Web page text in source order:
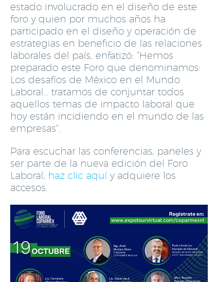
estado involucrado en el diseño de este
foro y quien por muchos años ha
participado en el diseño y operación de
estrategias en beneficio de las relaciones
laborales del país, enfatizó: “Hemos
preparado este Foro que denominamos:
Los desafíos de México en el Mundo
Laboral… tratamos de conjuntar todos
aquellos temas de impacto laboral que
hoy están incidiendo en el mundo de las
empresas”.
Para escuchar las conferencias, paneles y
ser parte de la nueva edición del Foro
Laboral, haz clic aquí y adquiere los
accesos.